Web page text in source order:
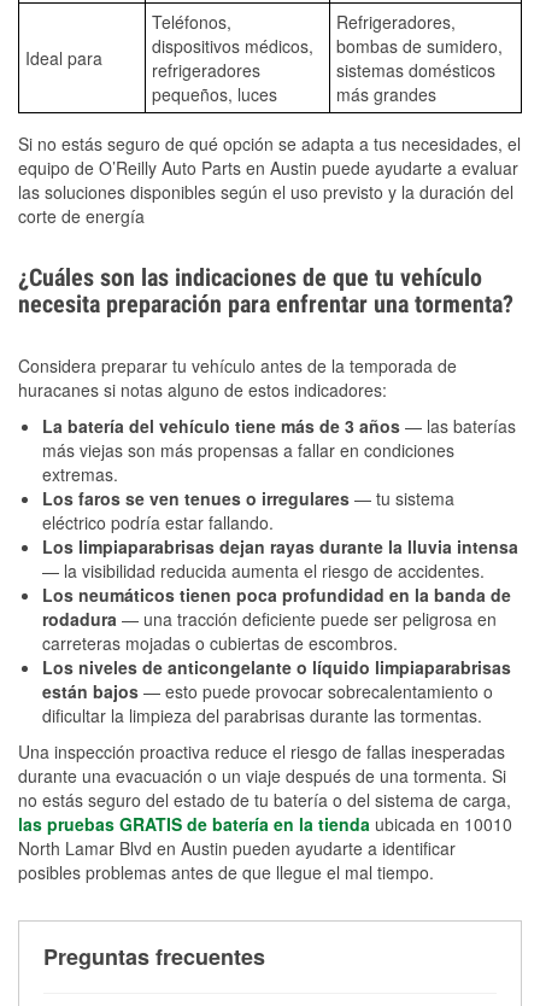
Ideal para
Teléfonos,
dispositivos médicos,
refrigeradores
pequeños, luces
Refrigeradores,
bombas de sumidero,
sistemas domésticos
más grandes
Si no estás seguro de qué opción se adapta a tus necesidades, el
equipo de O’Reilly Auto Parts en Austin puede ayudarte a evaluar
las soluciones disponibles según el uso previsto y la duración del
corte de energía
¿Cuáles son las indicaciones de que tu vehículo
necesita preparación para enfrentar una tormenta?
Considera preparar tu vehículo antes de la temporada de
huracanes si notas alguno de estos indicadores:
La batería del vehículo tiene más de 3 años — las baterías
más viejas son más propensas a fallar en condiciones
extremas.
Los faros se ven tenues o irregulares — tu sistema
eléctrico podría estar fallando.
Los limpiaparabrisas dejan rayas durante la lluvia intensa
— la visibilidad reducida aumenta el riesgo de accidentes.
Los neumáticos tienen poca profundidad en la banda de
rodadura — una tracción deficiente puede ser peligrosa en
carreteras mojadas o cubiertas de escombros.
Los niveles de anticongelante o líquido limpiaparabrisas
están bajos — esto puede provocar sobrecalentamiento o
dificultar la limpieza del parabrisas durante las tormentas.
Una inspección proactiva reduce el riesgo de fallas inesperadas
durante una evacuación o un viaje después de una tormenta. Si
no estás seguro del estado de tu batería o del sistema de carga,
las pruebas GRATIS de batería en la tienda ubicada en 10010
North Lamar Blvd en Austin pueden ayudarte a identificar
posibles problemas antes de que llegue el mal tiempo.
Preguntas frecuentes